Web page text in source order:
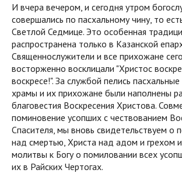
И вчера вечером, и сегодня утром
совершались по пасхальному чину, то
Светлой Седмице. Это особенная
распространена только в Казанской
Священнослужители и все прихожане
восторженно восклицали "Христос
воскресе!". За службой пелись
храмы и их прихожане были наполнены
благовестия Воскресения Христова.
поминовение усопших с чествованием
Спасителя, мы вновь свидетельствуем о
над смертью, Христа над адом и грехом
молитвы к Богу о помиловании всех
их в Райских Чертогах.